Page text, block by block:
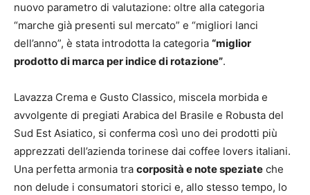
nuovo parametro di valutazione: oltre alla categoria
“marche già presenti sul mercato” e “migliori lanci
dell’anno”, è stata introdotta la categoria “miglior
prodotto di marca per indice di rotazione”.
Lavazza Crema e Gusto Classico, miscela morbida e
avvolgente di pregiati Arabica del Brasile e Robusta del
Sud Est Asiatico, si conferma così uno dei prodotti più
apprezzati dell’azienda torinese dai coffee lovers italiani.
Una perfetta armonia tra corposità e note speziate che
non delude i consumatori storici e, allo stesso tempo, lo